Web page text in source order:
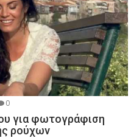
0
για φωτογράφιση
ρούχων